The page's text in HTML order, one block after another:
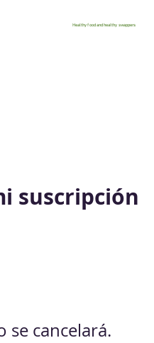
Healthy food and healthy swappers
suscripción
se cancelará.